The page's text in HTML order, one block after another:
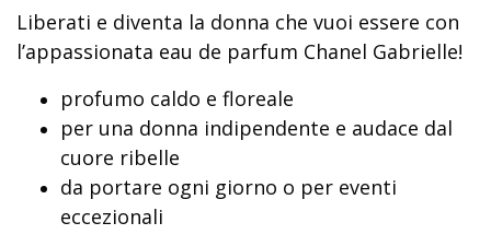
Liberati e diventa la donna che vuoi essere con
l’appassionata eau de parfum Chanel Gabrielle!
profumo caldo e floreale
per una donna indipendente e audace dal
cuore ribelle
da portare ogni giorno o per eventi
eccezionali